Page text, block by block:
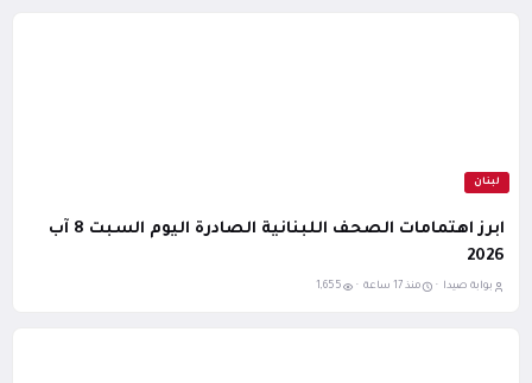
لبنان
ابرز اهتمامات الصحف اللبنانية الصادرة اليوم السبت 8 آب
2026
بوابة صيدا · منذ 17 ساعة · 1,655